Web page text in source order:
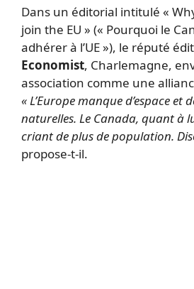
Dans un éditorial intitulé «
join the EU » (« Pourquoi le
adhérer à l’UE »), le réputé
Economist, Charlemagne,
association comme une
« L’Europe manque d’espace et
naturelles. Le Canada, quant à
criant de plus de population.
propose-t-il.